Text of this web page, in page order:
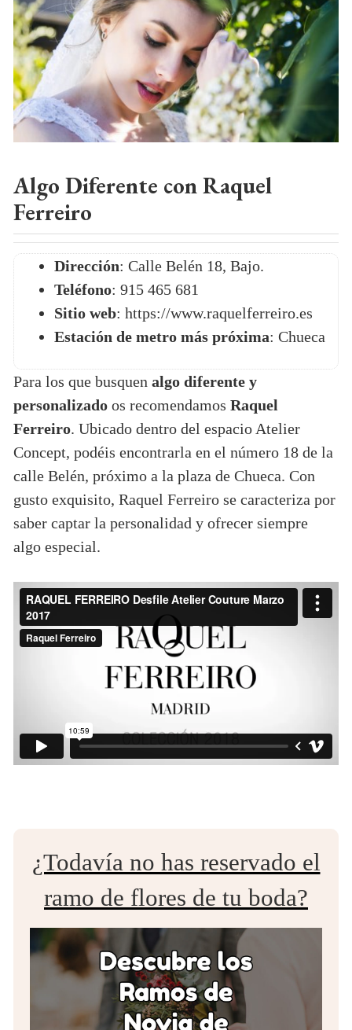
Algo Diferente con Raquel
Ferreiro
Dirección: Calle Belén 18, Bajo.
Teléfono: 915 465 681
Sitio web: https://www.raquelferreiro.es
Estación de metro más próxima: Chueca
Para los que busquen algo diferente y
personalizado os recomendamos Raquel
Ferreiro. Ubicado dentro del espacio Atelier
Concept, podéis encontrarla en el número 18 de la
calle Belén, próximo a la plaza de Chueca. Con
gusto exquisito, Raquel Ferreiro se caracteriza por
saber captar la personalidad y ofrecer siempre
algo especial.
¿Todavía no has reservado el
ramo de flores de tu boda?